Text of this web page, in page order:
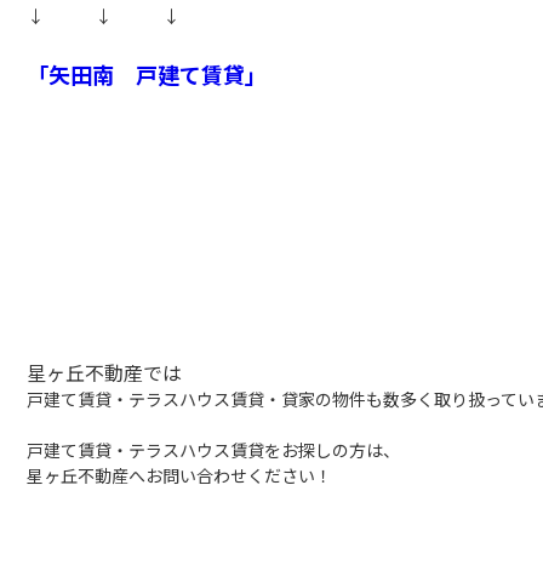
↓ ↓ ↓
「矢田南 戸建て賃貸」
星ヶ丘不動産では
戸建て賃貸・テラスハウス賃貸・貸家の物件も数多く取り扱ってい
戸建て賃貸・テラスハウス賃貸をお探しの方は、
星ヶ丘不動産へお問い合わせください！